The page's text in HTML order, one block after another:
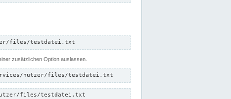
files/testdatei.txt
zusätzlichen Option auslassen.
nutzer/files/testdatei.txt
files/testdatei.txt